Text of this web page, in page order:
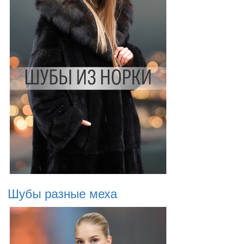
Шубы разные меха